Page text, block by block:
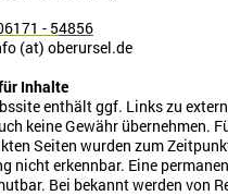
- 54856
(at) oberursel.de
Inhalte
enthält ggf. Links zu
keine Gewähr übernehmen.
Seiten wurden zum
nicht erkennbar. Eine
Bei bekannt werden von